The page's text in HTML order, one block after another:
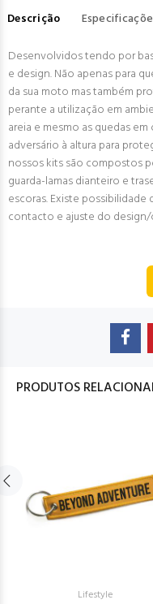
Descrição
Desenvolvidos tendo por
e design. Não apenas para
da sua moto mas também
perante a utilização em
areia e mesmo as quedas
adversário à altura para
nossos kits são compostos
guarda-lamas dianteiro e
escoras. Existe
contacto e ajuste do
PRODUTOS
Lifestyle